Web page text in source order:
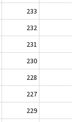
233
232
231
230
228
227
229